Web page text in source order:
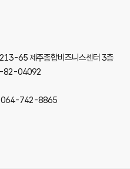
65 제주종합비즈니스센터 3층
82-04092
064-742-8865